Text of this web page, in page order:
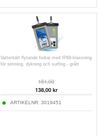
Vattentätt flytande fodral med IP68-klassning
för simning, dykning och surfing - grått
151,00
138,00kr
ARTIKELNR: 3019451